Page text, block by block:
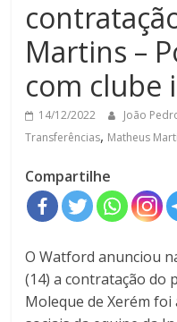
Martins –
com clube
14/12/2022 João
Transferências, Matheus
Compartilhe
O Watford anunciou
(14) a contratação do
Moleque de Xerém